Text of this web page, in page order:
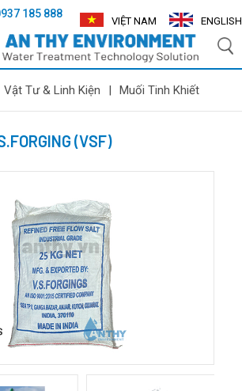
185 888
VIỆT NAM ENGLISH
Vật Tư & Linh Kiện | Muối Tinh Khiết
(VSF)